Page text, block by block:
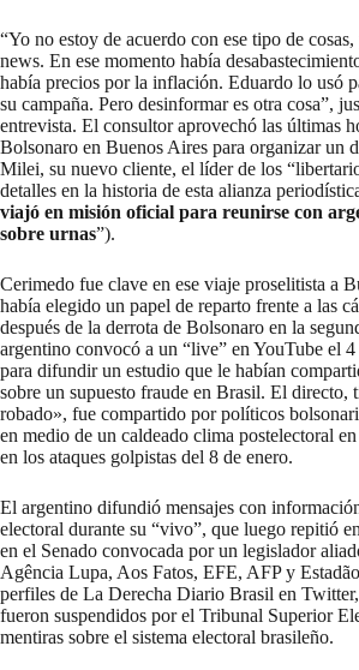
“Yo no estoy de acuerdo con ese tipo de
news. En ese momento había
había precios por la inflación. Eduardo lo usó
su campaña. Pero desinformar es otra cosa”,
entrevista. El consultor aprovechó las últimas
Bolsonaro en Buenos Aires para organizar un
Milei, su nuevo cliente, el líder de los
detalles en la historia de esta alianza
viajó en misión oficial para reunirse con
sobre urnas”).
Cerimedo fue clave en ese viaje proselitista a
había elegido un papel de reparto frente a las
después de la derrota de Bolsonaro en la
argentino convocó a un “live” en YouTube el
para difundir un estudio que le habían
sobre un supuesto fraude en Brasil. El directo,
robado», fue compartido por políticos
en medio de un caldeado clima postelectoral
en los ataques golpistas del 8 de enero.
El argentino difundió mensajes con
electoral durante su “vivo”, que luego repitió
en el Senado convocada por un legislador
Agência Lupa, Aos Fatos, EFE, AFPy
perfiles de La Derecha Diario Brasil en
fueron suspendidos por el Tribunal Superior
mentiras sobre el sistema electoral brasileño.